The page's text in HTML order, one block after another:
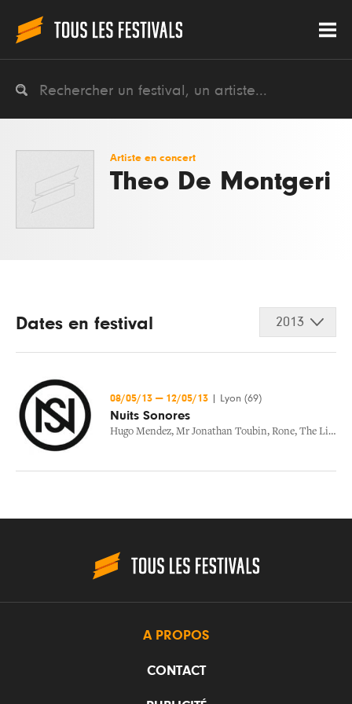
Artiste en concert
Theo De Montgeri
Dates en festival 2013
08/05/13 — 12/05/13 Lyon (69)
Nuits Sonores
Hugo Mendez, Mr Jonathan Toubin, Rone, The Liminanas
A PROPOS
CONTACT